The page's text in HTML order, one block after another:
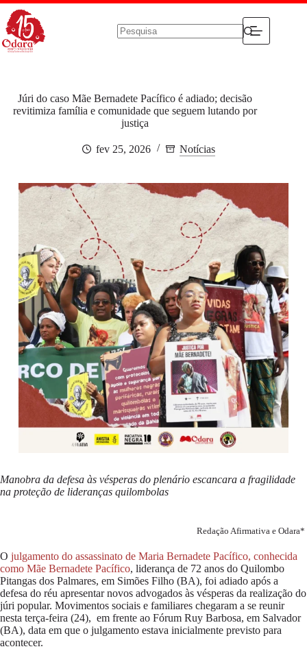
Pular
para
conteúdo
Júri do caso Mãe Bernadete Pacífico é adiado; decisão
revitimiza família e comunidade que seguem lutando por
justiça
fev 25, 2026 Notícias
Manobra da defesa às vésperas do plenário escancara a fragilidade
na proteção de lideranças quilombolas
Redação Afirmativa e Odara*
O julgamento do assassinato de Maria Bernadete Pacífico, conhecida
como Mãe Bernadete Pacífico, liderança de 72 anos do Quilombo
Pitangas dos Palmares, em Simões Filho (BA), foi adiado após a
defesa do réu apresentar novos advogados às vésperas da realização do
júri popular. Movimentos sociais e familiares chegaram a se reunir
nesta terça-feira (24), em frente ao Fórum Ruy Barbosa, em Salvador
(BA), data em que o julgamento estava inicialmente previsto para
acontecer.